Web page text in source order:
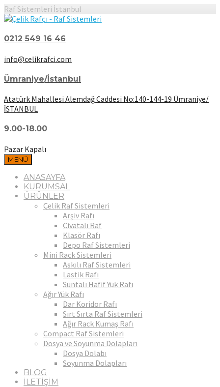
Raf Sistemleri İstanbul
0212 549 16 46
info@celikrafci.com
Ümraniye/İstanbul
Atatürk Mahallesi Alemdağ Caddesi No:140-144-19 Ümraniye/
İSTANBUL
9.00-18.00
Pazar Kapalı
MENÜ
ANASAYFA
KURUMSAL
ÜRÜNLER
Çelik Raf Sistemleri
Arşiv Rafı
Civatalı Raf
Klasör Rafı
Depo Raf Sistemleri
Mini Rack Sistemleri
Askılı Raf Sistemleri
Lastik Rafı
Suntalı Hafif Yük Rafı
Ağır Yük Rafı
Dar Koridor Rafı
Sırt Sırta Raf Sistemleri
Ağır Rack Kumaş Rafı
Compact Raf Sistemleri
Dosya ve Soyunma Dolapları
Dosya Dolabı
Soyunma Dolapları
BLOG
İLETİŞİM